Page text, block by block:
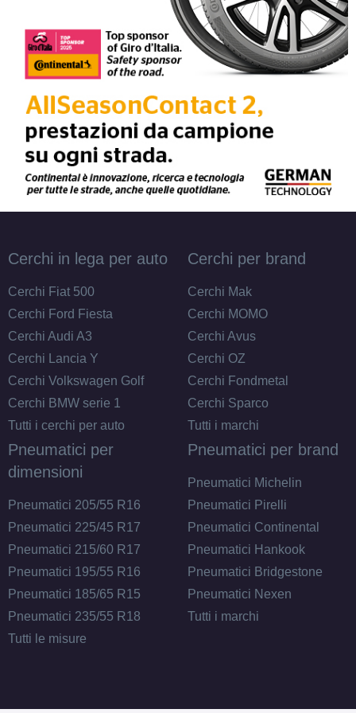
Cerchi in lega per auto
Cerchi Fiat 500
Cerchi Ford Fiesta
Cerchi Audi A3
Cerchi Lancia Y
Cerchi Volkswagen Golf
Cerchi BMW serie 1
Tutti i cerchi per auto
Cerchi per brand
Cerchi Mak
Cerchi MOMO
Cerchi Avus
Cerchi OZ
Cerchi Fondmetal
Cerchi Sparco
Tutti i marchi
Pneumatici per
dimensioni
Pneumatici 205/55 R16
Pneumatici 225/45 R17
Pneumatici 215/60 R17
Pneumatici 195/55 R16
Pneumatici 185/65 R15
Pneumatici 235/55 R18
Tutti le misure
Pneumatici per brand
Pneumatici Michelin
Pneumatici Pirelli
Pneumatici Continental
Pneumatici Hankook
Pneumatici Bridgestone
Pneumatici Nexen
Tutti i marchi